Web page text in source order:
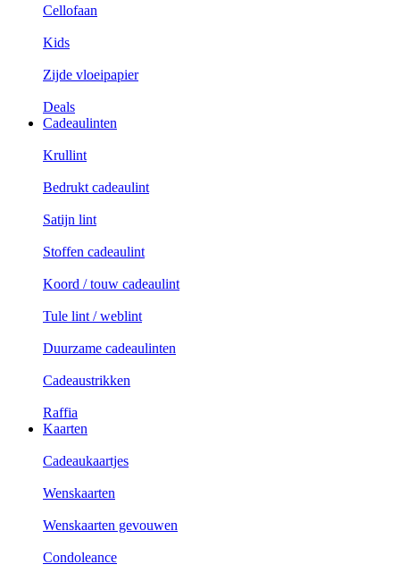
Cellofaan
Kids
Zijde vloeipapier
Deals
Cadeaulinten
Krullint
Bedrukt cadeaulint
Satijn lint
Stoffen cadeaulint
Koord / touw cadeaulint
Tule lint / weblint
Duurzame cadeaulinten
Cadeaustrikken
Raffia
Kaarten
Cadeaukaartjes
Wenskaarten
Wenskaarten gevouwen
Condoleance